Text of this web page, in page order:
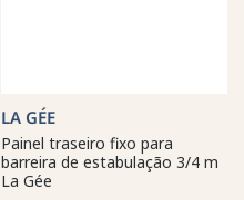
LA GÉE
Painel traseiro fixo para
barreira de estabulação 3/4 m
La Gée